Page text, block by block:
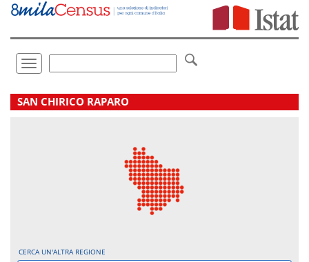
Vai
direttamente
Toggle
navigation
.
SAN CHIRICO RAPARO
CERCA UN'ALTRA REGIONE